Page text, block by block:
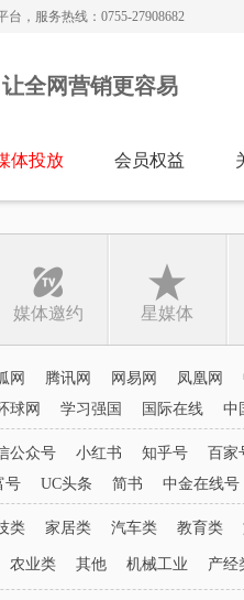
，服务热线：0755-27908682
让全网营销更容易
体投放 会员权益
媒体邀约 星媒体
网 腾讯网 网易网 凤凰网
球网 学习强国 国际在线 中
公众号 小红书 知乎号
百家
号 UC头条 简书 中金在线号
类 家居类 汽车类 教育类
农业类 其他 机械工业 产经